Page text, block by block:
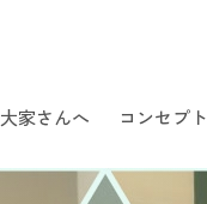
大家さんへ コンセプト